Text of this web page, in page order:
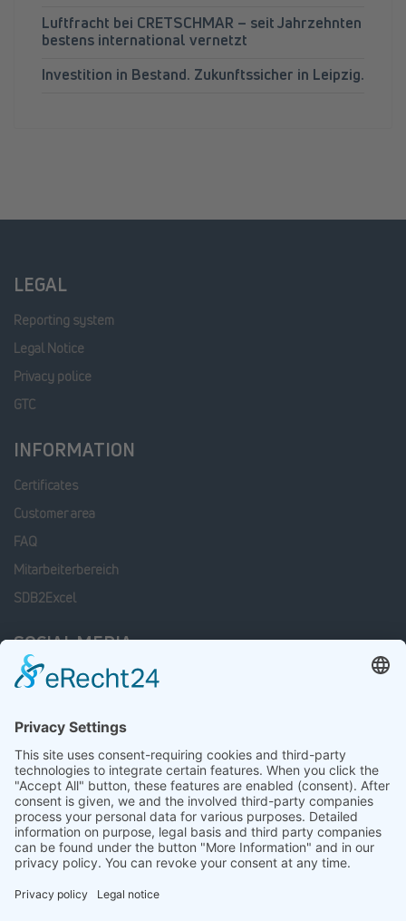
Luftfracht bei CRETSCHMAR – seit Jahrzehnten
bestens international vernetzt
Investition in Bestand. Zukunftssicher in Leipzig.
LEGAL
Reporting system
Legal Notice
Privacy police
GTC
INFORMATION
Certificates
Customer area
FAQ
Mitarbeiterbereich
SDB2Excel
SOCIAL MEDIA
Facebook
Linkedin
xing
LATEST JOB OFFERS
Mitarbeiter Wareneingang / Warenausgang (m/w/d)
23 July 2026